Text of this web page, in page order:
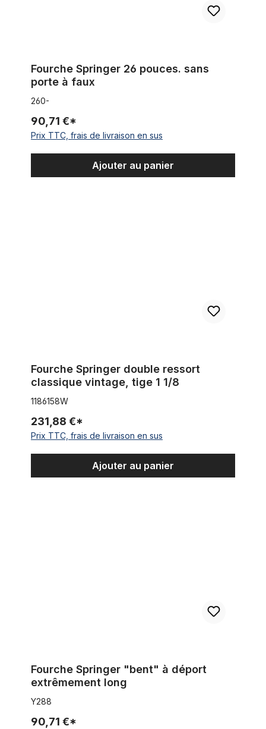
Fourche Springer 26 pouces. sans
porte à faux
260-
90,71 €*
Prix TTC, frais de livraison en sus
Ajouter au panier
Fourche Springer double ressort
classique vintage, tige 1 1/8
1186158W
231,88 €*
Prix TTC, frais de livraison en sus
Ajouter au panier
Fourche Springer "bent" à déport
extrêmement long
Y288
90,71 €*